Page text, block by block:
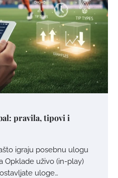
pravila, tipovi i
igraju posebnu ulogu
Opklade uživo (in-play)
uloge…